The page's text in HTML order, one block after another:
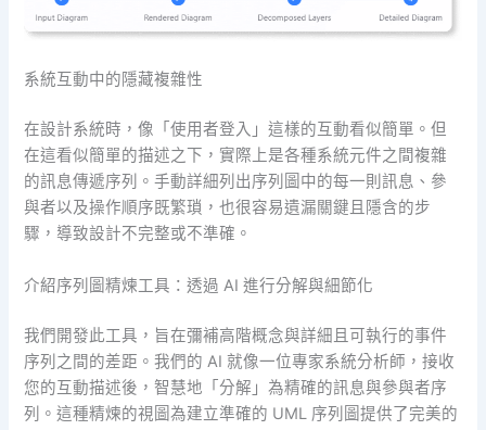
系統互動中的隱藏複雜性
在設計系統時，像「使用者登入」這樣的互動看似簡單。但
在這看似簡單的描述之下，實際上是各種系統元件之間複雜
的訊息傳遞序列。手動詳細列出序列圖中的每一則訊息、參
與者以及操作順序既繁瑣，也很容易遺漏關鍵且隱含的步
驟，導致設計不完整或不準確。
介紹序列圖精煉工具：透過 AI 進行分解與細節化
我們開發此工具，旨在彌補高階概念與詳細且可執行的事件
序列之間的差距。我們的 AI 就像一位專家系統分析師，接收
您的互動描述後，智慧地「分解」為精確的訊息與參與者序
列。這種精煉的視圖為建立準確的 UML 序列圖提供了完美的